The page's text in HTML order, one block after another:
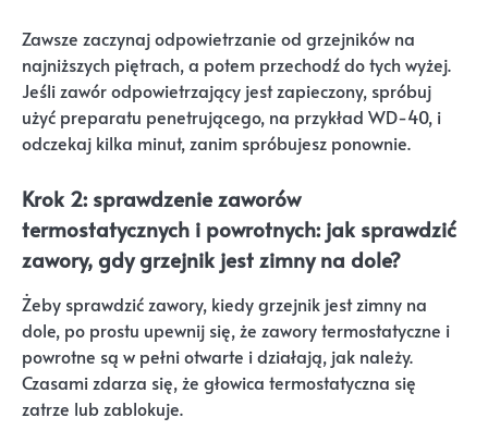
Zawsze zaczynaj odpowietrzanie od grzejników na
najniższych piętrach, a potem przechodź do tych wyżej.
Jeśli zawór odpowietrzający jest zapieczony, spróbuj
użyć preparatu penetrującego, na przykład WD-40, i
odczekaj kilka minut, zanim spróbujesz ponownie.
Krok 2: sprawdzenie zaworów
termostatycznych i powrotnych: jak sprawdzić
zawory, gdy grzejnik jest zimny na dole?
Żeby sprawdzić zawory, kiedy grzejnik jest zimny na
dole, po prostu upewnij się, że zawory termostatyczne i
powrotne są w pełni otwarte i działają, jak należy.
Czasami zdarza się, że głowica termostatyczna się
zatrze lub zablokuje.